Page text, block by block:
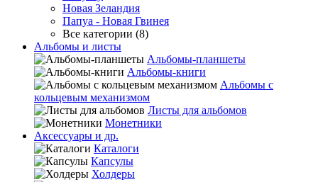
Новая Зеландия
Папуа - Новая Гвинея
Все категории (8)
Альбомы и листы
Альбомы-планшеты
Альбомы-книги
Альбомы с
кольцевым механизмом
Листы для альбомов
Монетники
Аксессуары и др.
Каталоги
Капсулы
Холдеры